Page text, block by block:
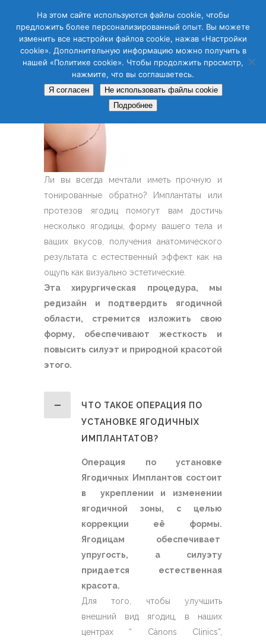
CAS ENG
Ли вы всегда мечтали иметь прочную и
тонированные обратно? Имплантаты или
протезов ягодиц помогут вам достичь
несколько ягодицы, форму вашего тела и
ваших вкусов, получения анатомического
результата с естественный эффект как на
ощупь как визуально эстетические.
Эта хирургическая процедура, мы
редизайн и подтвердить ягодичной
области, стремится изложить свою
форму, обеспечивают жесткость и
повысить силуэт и природной красотой
этого.
ЧТО ТАКОЕ ОПЕРАЦИЯ ПО
УСТАНОВКЕ ЯГОДИЧНЫХ
ИМПЛАНТАТОВ?
Операция по установке
Ягодичных Имплантов состоит
в укреплении и изменении
ягодичной зоны, с целью
коррекции её формы.
Ягодицам обеспечивает
упругость, а силуэту
придается естественная
красота.
Для того, чтобы улучшить
внешний вид ягодиц, в наших
центрах “ Cànons Clinics”,
На этом сайте используются файлы cookie, чтобы
предложить более персонализированный опыт. Вы можете
изменить все настройки файлов cookie, нажав «Настройки
cookie». Дополнительную информацию можно получить в
нашей «Политике cookie». Чтобы продолжить просмотр,
нажмите, что вы соглашаетесь.
Я согласен
Не использовать файлы cookie
Подробнее